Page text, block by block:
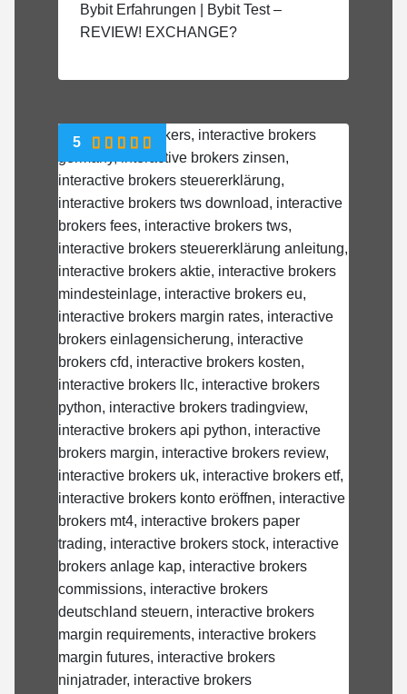
Bybit Erfahrungen | Bybit Test –
REVIEW! EXCHANGE?
5